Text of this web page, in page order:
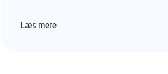
Læs mere